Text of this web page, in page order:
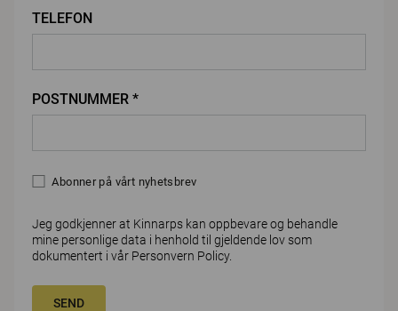
TELEFON
POSTNUMMER *
Abonner på vårt nyhetsbrev
Jeg godkjenner at Kinnarps kan oppbevare og behandle
mine personlige data i henhold til gjeldende lov som
dokumentert i vår Personvern Policy.
SEND